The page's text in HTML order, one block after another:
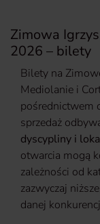
Zimowa
2026 – bilety
Bilety na
Mediolanie i
pośrednictwem
sprzedaż
dyscypliny i
otwarcia mogą
zależności od
zazwyczaj
danej